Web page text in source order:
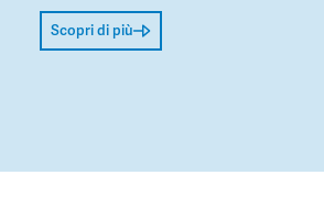
Scopri di più